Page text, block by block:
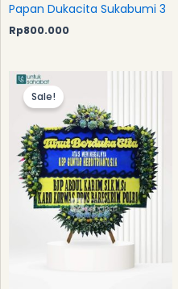
Papan Dukacita Sukabumi 3
Rp800.000
Sale!
was:
Rp1.749.000.